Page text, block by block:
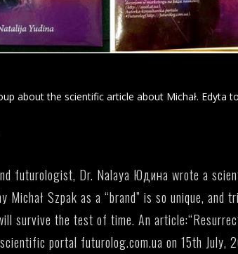
about the scientific article about Michał. Edyta
futurologist, Dr. Nalaya Юдина wrote a
Szpak as a “brand” is so unique, and
survive the test of time. An article:
portal futurolog.com.ua on 15th July,